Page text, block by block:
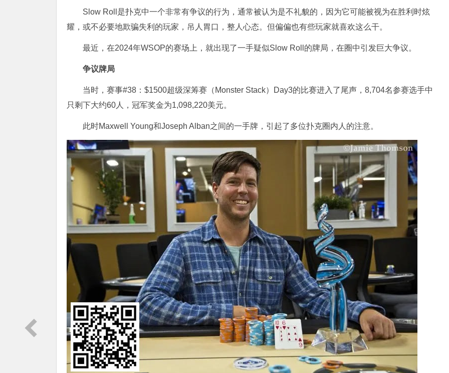
Slow Roll是扑克中一个非常有争议的行为，通常被认为是不礼貌的，因为它可能被视为在胜利时炫
耀，或不必要地欺骗失利的玩家，吊人胃口，整人心态。但偏偏也有些玩家就喜欢这么干。
最近，在2024年WSOP的赛场上，就出现了一手疑似Slow Roll的牌局，在圈中引发巨大争议。
争议牌局
当时，赛事#38：$1500超级深筹赛（Monster Stack）Day3的比赛进入了尾声，8,704名参赛选手中
只剩下大约60人，冠军奖金为1,098,220美元。
此时Maxwell Young和Joseph Alban之间的一手牌，引起了多位扑克圈内人的注意。